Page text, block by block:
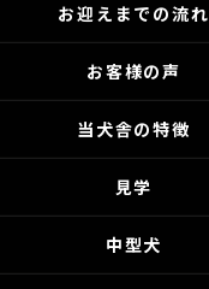
お迎えまでの流れ
お客様の声
当犬舎の特徴
見学
中型犬